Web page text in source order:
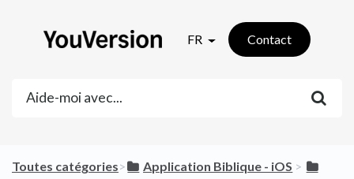
FR Contact
Toutes catégories​>​ ​Application Biblique - iOS ​ > ​